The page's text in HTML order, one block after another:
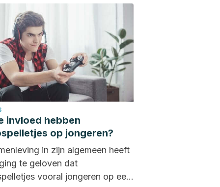
invloed hebben
op jongeren?
in zijn algemeen heeft
te geloven dat
vooral jongeren op een